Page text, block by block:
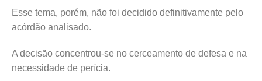
Esse tema, porém, não foi decidido definitivamente pelo
acórdão analisado.
A decisão concentrou-se no cerceamento de defesa e na
necessidade de perícia.